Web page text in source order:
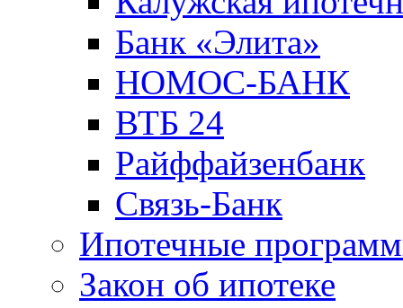
Банк «Элита»
НОМОС-БАНК
ВТБ 24
Райффайзенбанк
Связь-Банк
Ипотечные
Закон об ипотеке